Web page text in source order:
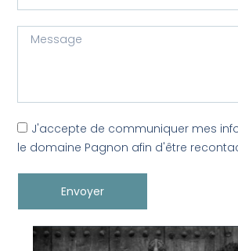
J'accepte de communiquer mes
le domaine Pagnon afin d'être
Envoyer